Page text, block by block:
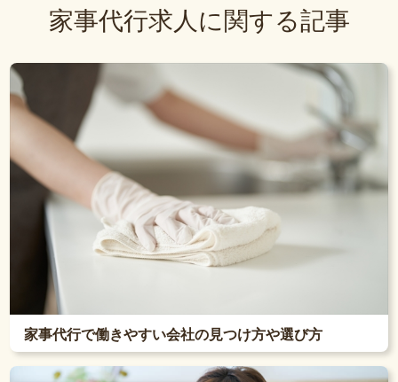
家事代行求人に関する記事
家事代行で働きやすい会社の見つけ方や選び方